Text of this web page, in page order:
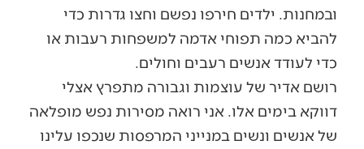
ובמחנות. ילדים חירפו נפשם וחצו גדרות כדי
להביא כמה תפוחי אדמה למשפחות רעבות או
כדי לעודד אנשים רעבים וחולים.
רושם אדיר של עוצמות וגבורה מתפרץ אצלי
דווקא בימים אלו. אני רואה מסירות נפש מופלאה
של אנשים ונשים במנייני המרפסות שנכפו עלינו